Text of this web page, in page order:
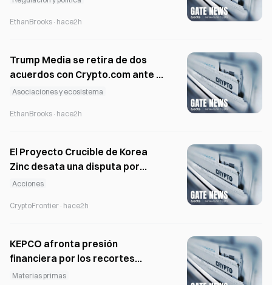
votación
EthanBrooks · hace2h
Trump Media se retira de dos
acuerdos con Crypto.com ante la
saturación del mercado
Asociaciones y ecosistema
EthanBrooks · hace2h
El Proyecto Crucible de Korea
Zinc desata una disputa por
marcas registradas con MBK
Acciones
CryptoFrontier · hace2h
KEPCO afronta presión
financiera por los recortes
regionales de tarifas y la
Materias primas